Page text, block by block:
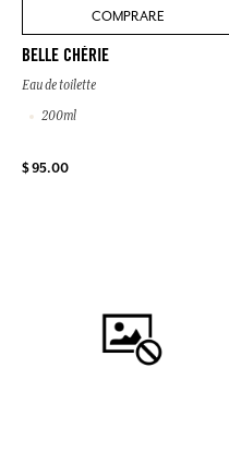
COMPRARE
BELLE CHÉRIE
Eau de toilette
200ml
$ 95.00